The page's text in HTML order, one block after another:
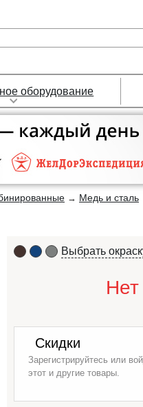
оборудование
→ Медь и сталь
Выбрать
Скидки
Зарегистрируйтесь или
этот и другие товары.